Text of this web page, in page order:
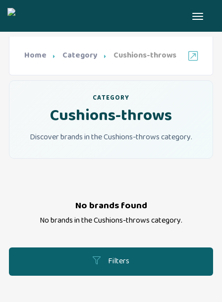
Home Category Cushions-throws
CATEGORY
Cushions-throws
Discover brands in the Cushions-throws category.
Filters
No brands found
No brands in theCushions-throwscategory.